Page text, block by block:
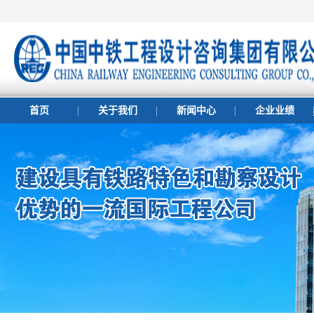
首页 关于我们 新闻中心 企业业绩